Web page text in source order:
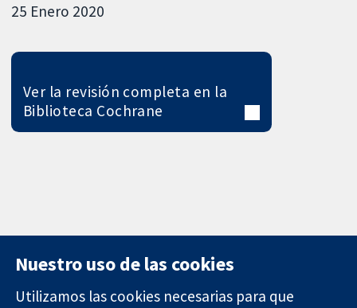
25 Enero 2020
Ver la revisión completa en la
Biblioteca Cochrane
Nuestro uso de las cookies
Utilizamos las cookies necesarias para que